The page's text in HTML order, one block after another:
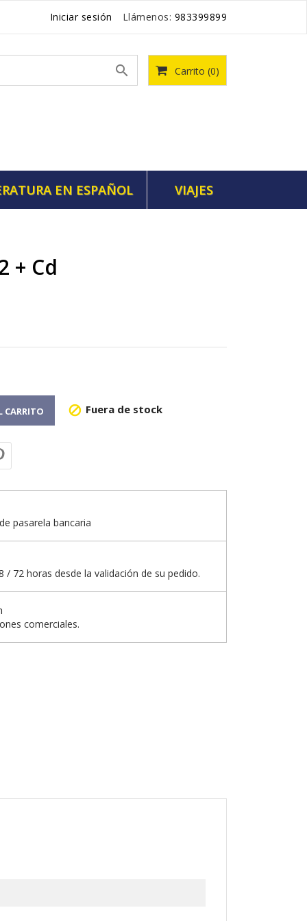
Iniciar sesión Llámenos: 983399899
Carrito (0)

EN ESPAÑOL VIAJES
+ Cd
CARRITO  Fuera de stock
pasarela bancaria
/ 72 horas desde la validación de su pedido.
comerciales.